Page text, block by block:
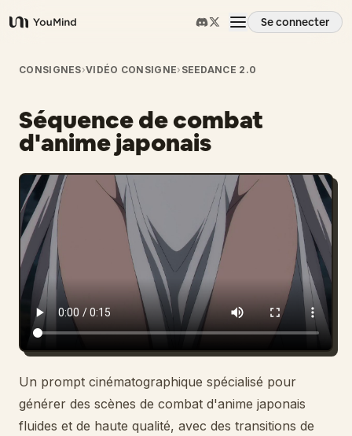
YouMind
Se connecter
Aperçu
Cas d'usage
Compétences
Invites
Tarifs
Télécharger
Blog
Mises à jour
CONSIGNES›VIDÉO CONSIGNE› SEEDANCE 2.0
Séquence de combat
d'anime japonais
Un prompt cinématographique spécialisé pour
générer des scènes de combat d'anime japonais
fluides et de haute qualité, avec des transitions de